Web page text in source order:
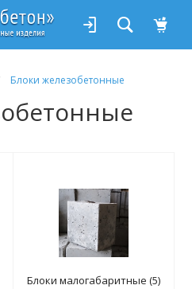
Блоки железобетонные
Блоки малогабаритные (5)